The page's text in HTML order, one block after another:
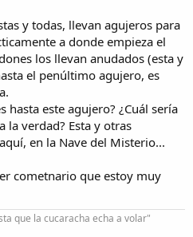
y todas, llevan agujeros para
a donde empieza el
los llevan anudados (esta y
el penúltimo agujero, es
hasta este agujero? ¿Cuál sería
la verdad? Esta y otras
en la Nave del Misterio...
cometnario que estoy muy
que la cucaracha echa a volar"